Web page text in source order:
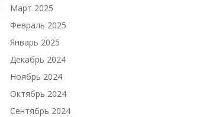
Март 2025
Февраль 2025
Январь 2025
Декабрь 2024
Ноябрь 2024
Октябрь 2024
Сентябрь 2024